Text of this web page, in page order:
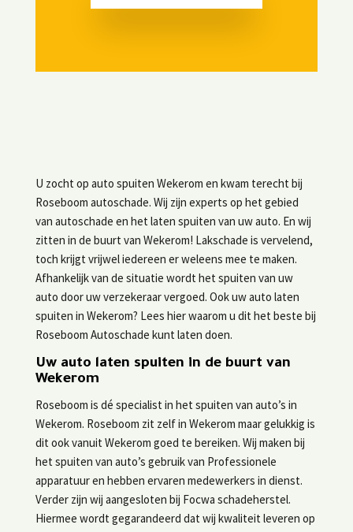
U zocht op auto spuiten Wekerom en kwam terecht bij
Roseboom autoschade. Wij zijn experts op het gebied
van autoschade en het laten spuiten van uw auto. En wij
zitten in de buurt van Wekerom! Lakschade is vervelend,
toch krijgt vrijwel iedereen er weleens mee te maken.
Afhankelijk van de situatie wordt het spuiten van uw
auto door uw verzekeraar vergoed. Ook uw auto laten
spuiten in Wekerom? Lees hier waarom u dit het beste bij
Roseboom Autoschade kunt laten doen.
Uw auto laten spuiten in de buurt van
Wekerom
Roseboom is dé specialist in het spuiten van auto’s in
Wekerom. Roseboom zit zelf in Wekerom maar gelukkig is
dit ook vanuit Wekerom goed te bereiken. Wij maken bij
het spuiten van auto’s gebruik van Professionele
apparatuur en hebben ervaren medewerkers in dienst.
Verder zijn wij aangesloten bij Focwa schadeherstel.
Hiermee wordt gegarandeerd dat wij kwaliteit leveren op